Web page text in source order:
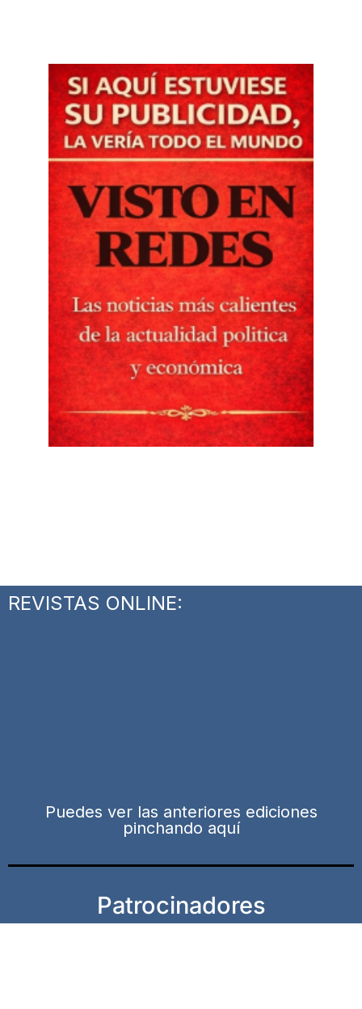
REVISTAS ONLINE:
Puedes ver las anteriores ediciones
pinchando aquí
Patrocinadores